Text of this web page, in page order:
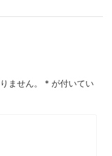
ません。 * が付いてい